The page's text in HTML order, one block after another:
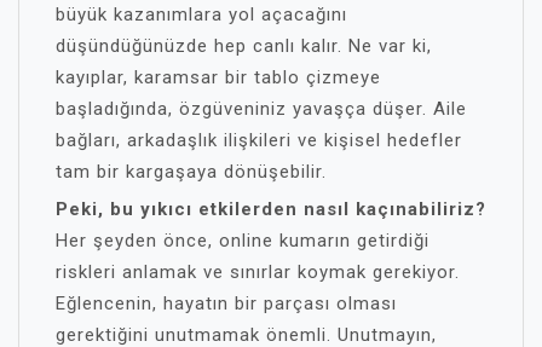
büyük kazanımlara yol açacağını
düşündüğünüzde hep canlı kalır. Ne var ki,
kayıplar, karamsar bir tablo çizmeye
başladığında, özgüveniniz yavaşça düşer. Aile
bağları, arkadaşlık ilişkileri ve kişisel hedefler
tam bir kargaşaya dönüşebilir.
Peki, bu yıkıcı etkilerden nasıl kaçınabiliriz?
Her şeyden önce, online kumarın getirdiği
riskleri anlamak ve sınırlar koymak gerekiyor.
Eğlencenin, hayatın bir parçası olması
gerektiğini unutmamak önemli. Unutmayın,